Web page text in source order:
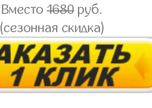
Вместо1680руб.
(сезонная скидка)